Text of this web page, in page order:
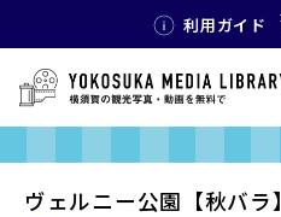
利用ガイド
ヴェルニー公園【秋バラ】